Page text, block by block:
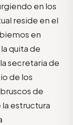
en los
reside en el
en
quita de
secretaria de
de los
de
estructura